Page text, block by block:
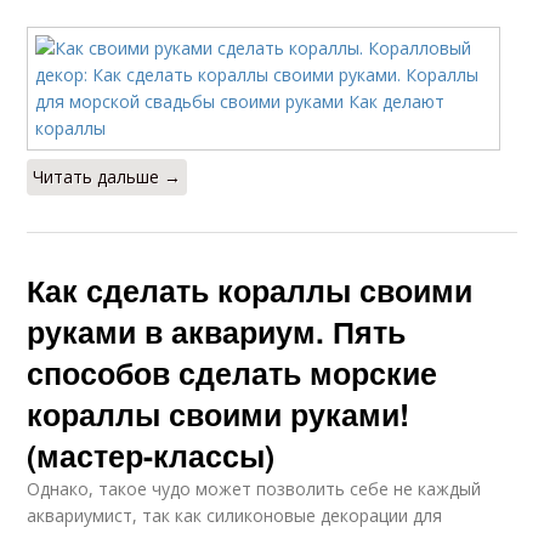
Читать дальше →
Как сделать кораллы своими
руками в аквариум. Пять
способов сделать морские
кораллы своими руками!
(мастер-классы)
Однако, такое чудо может позволить себе не каждый
аквариумист, так как силиконовые декорации для